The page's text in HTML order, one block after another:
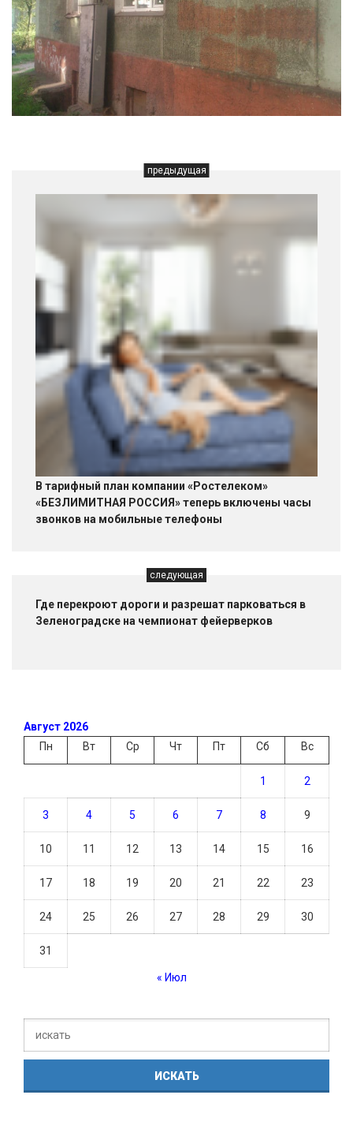
предыдущая
В тарифный план компании «Ростелеком»
«БЕЗЛИМИТНАЯ РОССИЯ» теперь включены часы
звонков на мобильные телефоны
следующая
Где перекроют дороги и разрешат парковаться в
Зеленоградске на чемпионат фейерверков
Август 2026
Пн
Вт Ср Чт Пт Сб Вс
1 2
3 4 5 6 7 8 9
10 11 12 13 14 15 16
17 18 19 20 21 22 23
24 25 26 27 28 29 30
31
« Июл